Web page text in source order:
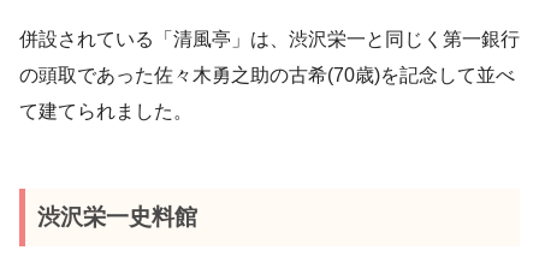
併設されている「清風亭」は、渋沢栄一と同じく第一銀行
の頭取であった佐々木勇之助の古希(70歳)を記念して並べ
て建てられました。
渋沢栄一史料館